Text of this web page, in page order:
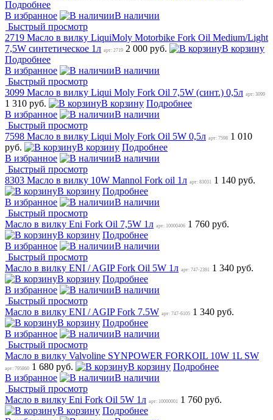
Подробнее
В избранное
В наличии
Быстрый просмотр
2719 Масло в вилку LiquiMoly Motorbike Fork Oil Medium/Light
7,5W синтетическое 1л арт: 2719 2 000 руб.
В корзину
Подробнее
В избранное
В наличии
Быстрый просмотр
3099 Масло в вилку Liqui Moly Fork Oil 7,5W (синт.) 0,5л арт: 3099
1 310 руб. В корзину Подробнее
В избранное
В наличии
Быстрый просмотр
7598 Масло в вилку Liqui Moly Fork Oil 5W 0,5л арт: 7598 1 010
руб.
В корзину Подробнее
В избранное
В наличии
Быстрый просмотр
8303 Масло в вилку 10W Mannol Fork oil 1л арт: 83031 1 140 руб.
В корзину Подробнее
В избранное
В наличии
Быстрый просмотр
Масло в вилку Eni Fork Oil 7,5W 1л арт: 10000406 1 760 руб.
В корзину Подробнее
В избранное
В наличии
Быстрый просмотр
Масло в вилку ENI / AGIP Fork Oil 5W 1л арт: 747-2391 1 340 руб.
В корзину Подробнее
В избранное
В наличии
Быстрый просмотр
Масло в вилку ENI / AGIP Fork 7.5W арт: 747-6105 1 340 руб.
В корзину Подробнее
В избранное
В наличии
Быстрый просмотр
Масло в вилку Valvoline SYNPOWER FORKOIL 10W 1L SW
арт: 795860 1 680 руб. В корзину Подробнее
В избранное
В наличии
Быстрый просмотр
Масло в вилку Eni Fork Oil 5W 1л арт: 10000001 1 760 руб.
В корзину Подробнее